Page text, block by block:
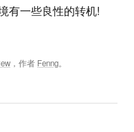
有一些良性的转机!
，作者 Fenng。